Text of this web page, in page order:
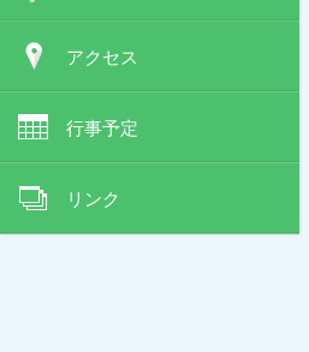
アクセス
行事予定
リンク